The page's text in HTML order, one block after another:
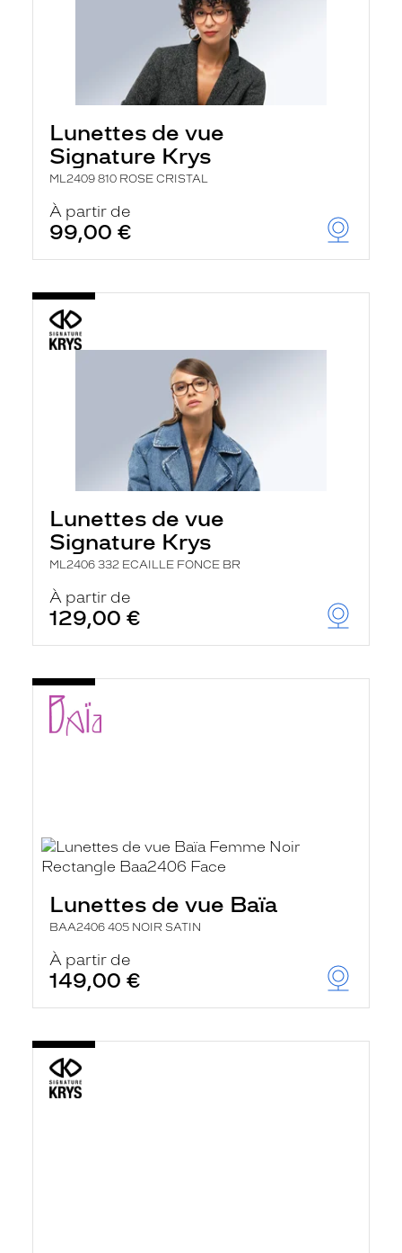
Lunettes de vue
Signature Krys
ML2409 810 ROSE CRISTAL
À partir de
99,00 €
Lunettes de vue
Signature Krys
ML2406 332 ECAILLE FONCE BR
À partir de
129,00 €
Lunettes de vue Baïa
BAA2406 405 NOIR SATIN
À partir de
149,00 €